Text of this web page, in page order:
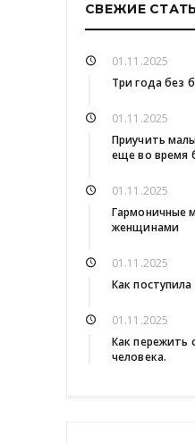
СВЕЖИЕ
01.11.2025
Три года без
01.11.2025
Приучить
еще во время
01.11.2025
Гармоничные
женщинами
01.11.2025
Как
01.11.2025
Как пережить
человека.